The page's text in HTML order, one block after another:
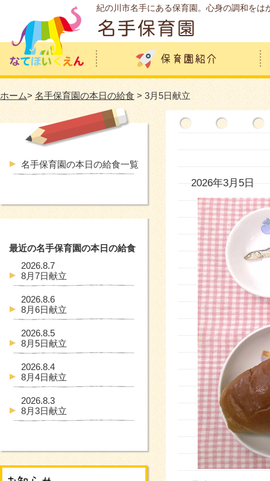
紀の川市名手にある保育園。心身の調和を
ホーム> 名手保育園の本日の給食 > 3月5日献立
2026年3月5日
名手保育園の本日の給食一覧
最近の名手保育園の本日の給食
2026.8.7
8月7日献立
2026.8.6
8月6日献立
2026.8.5
8月5日献立
2026.8.4
8月4日献立
2026.8.3
8月3日献立